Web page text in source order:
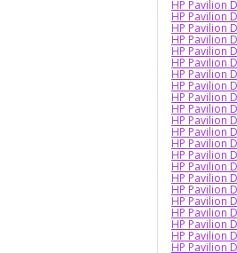
HP Pavilion
HP Pavilion
HP Pavilion
HP Pavilion
HP Pavilion
HP Pavilion
HP Pavilion
HP Pavilion
HP Pavilion
HP Pavilion
HP Pavilion
HP Pavilion
HP Pavilion
HP Pavilion
HP Pavilion
HP Pavilion
HP Pavilion
HP Pavilion
HP Pavilion
HP Pavilion
HP Pavilion
HP Pavilion